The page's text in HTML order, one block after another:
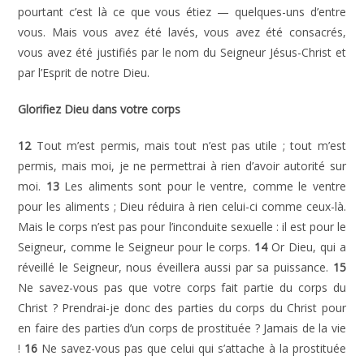
pourtant c’est là ce que vous étiez — quelques-uns d’entre
vous. Mais vous avez été lavés, vous avez été consacrés,
vous avez été justifiés par le nom du Seigneur Jésus-Christ et
par l’Esprit de notre Dieu.
Glorifiez Dieu dans votre corps
12Tout m’est permis, mais tout n’est pas utile ; tout m’est
permis, mais moi, je ne permettrai à rien d’avoir autorité sur
moi. 13Les aliments sont pour le ventre, comme le ventre
pour les aliments ; Dieu réduira à rien celui-ci comme ceux-là.
Mais le corps n’est pas pour l’inconduite sexuelle : il est pour le
Seigneur, comme le Seigneur pour le corps. 14Or Dieu, qui a
réveillé le Seigneur, nous éveillera aussi par sa puissance. 15
Ne savez-vous pas que votre corps fait partie du corps du
Christ ? Prendrai-je donc des parties du corps du Christ pour
en faire des parties d’un corps de prostituée ? Jamais de la vie
! 16 Ne savez-vous pas que celui qui s’attache à la prostituée